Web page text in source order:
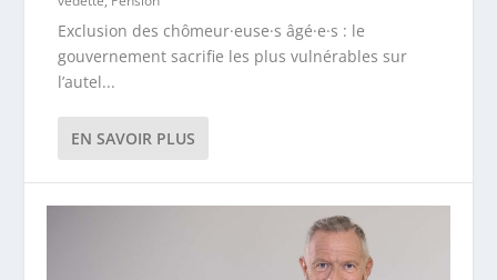
Exclusion des chômeur·euse·s âgé·e·s : le
gouvernement sacrifie les plus vulnérables sur
l’autel...
EN SAVOIR PLUS